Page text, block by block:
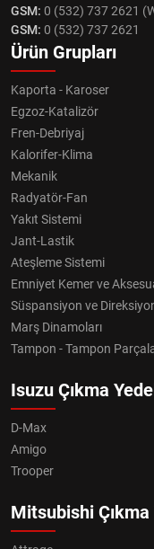
GSM: 0 (532) 737 2621
GSM: 0 (532) 737 2621
Ürün Grupları
Kaporta - Karoser
Egzoz-Katalizör
Fren-Debriyaj
Kalorifer-Klima
Mekanik
Radyatör-Fan
Yakıt Sistemi
Jant-Lastik
Ateşleme Sistemi
Emniyet Kemer ve
Süspansiyon ve
Marş Dinamoları
Tampon - Tampon
Isuzu Çıkma
D-Max
Amigo
Trooper
Mitsubishi